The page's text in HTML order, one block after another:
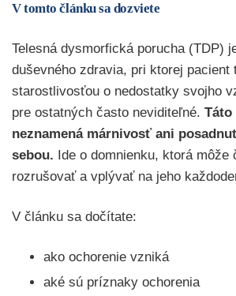
V tomto článku sa dozviete
Telesná dysmorfická porucha (TDP)
duševného zdravia, pri ktorej
starostlivosťou o nedostatky svojho
pre ostatných často neviditeľné. Táto
neznamená márnivosť ani
sebou. Ide o domnienku, ktorá môže
rozrušovať a vplývať na jeho
V článku sa dočítate:
ako ochorenie vzniká
aké sú príznaky ochorenia